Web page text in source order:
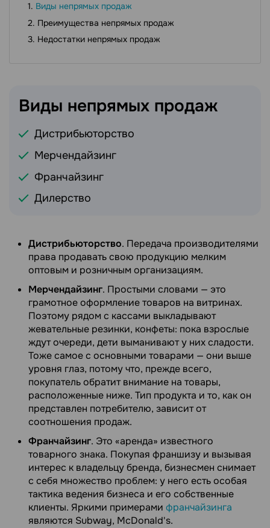
Виды непрямых продаж
Преимущества непрямых продаж
Недостатки непрямых продаж
Виды непрямых продаж
Дистрибьюторство
Мерчендайзинг
Франчайзинг
Дилерство
Дистрибьюторство. Передача производителями
права продавать свою продукцию мелким
оптовым и розничным организациям.
Мерчендайзинг. Простыми словами — это
грамотное оформление товаров на витринах.
Поэтому рядом с кассами выкладывают
жевательные резинки, конфеты: пока взрослые
ждут очереди, дети выманивают у них сладости.
Тоже самое с основными товарами — они выше
уровня глаз, потому что, прежде всего,
покупатель обратит внимание на товары,
расположенные ниже. Тип продукта и то, как он
представлен потребителю, зависит от
соотношения продаж.
Франчайзинг. Это «аренда» известного
товарного знака. Покупая франшизу и вызывая
интерес к владельцу бренда, бизнесмен снимает
с себя множество проблем: у него есть особая
тактика ведения бизнеса и его собственные
клиенты. Яркими примерами франчайзинга
являются Subway, McDonald's.